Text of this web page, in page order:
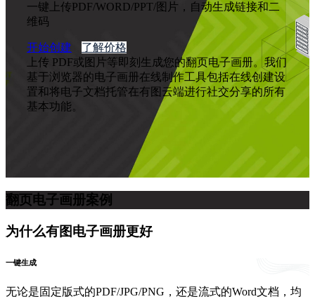
一键上传PDF/WORD/PPT/图片，自动生成链接和二
维码
开始创建
了解价格
上传 PDF或图片等即刻生成您的翻页电子画册。我们
基于浏览器的电子画册在线制作工具包括在线创建设
置和将电子文档托管在有图云端进行社交分享的所有
基本功能。
翻页电子画册案例
为什么有图电子画册更好
一键生成
无论是固定版式的PDF/JPG/PNG，还是流式的Word文档，均